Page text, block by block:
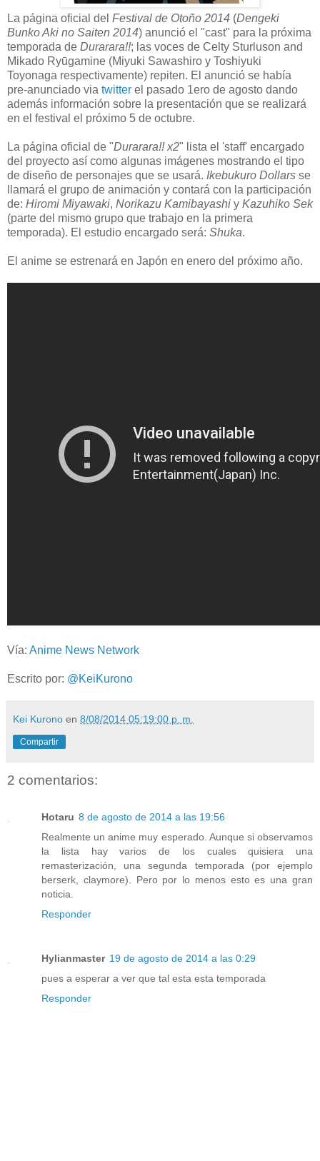
La página oficial del Festival de Otoño 2014 (Dengeki
Bunko Aki no Saiten 2014) anunció el "cast" para la próxima
temporada de Durarara!!; las voces de Celty Sturluson and
Mikado Ryūgamine (Miyuki Sawashiro y Toshiyuki
Toyonaga respectivamente) repiten. El anunció se había
pre-anunciado via twitter el pasado 1ero de agosto dando
además información sobre la presentación que se realizará
en el festival el próximo 5 de octubre.
La página oficial de "Durarara!! x2" lista el 'staff' encargado
del proyecto así como algunas imágenes mostrando el tipo
de diseño de personajes que se usará. Ikebukuro Dollars se
llamará el grupo de animación y contará con la participación
de: Hiromi Miyawaki, Norikazu Kamibayashi y Kazuhiko Sek
(parte del mismo grupo que trabajo en la primera
temporada). El estudio encargado será: Shuka.
El anime se estrenará en Japón en enero del próximo año.
Vía: Anime News Network
Escrito por: @KeiKurono
Kei Kurono en 8/08/2014 05:19:00 p. m.
Compartir
2 comentarios:
Hotaru 8 de agosto de 2014 a las 19:56
Realmente un anime muy esperado. Aunque si observamos
la lista hay varios de los cuales quisiera una
remasterización, una segunda temporada (por ejemplo
berserk, claymore). Pero por lo menos esto es una gran
noticia.
Responder
Hylianmaster 19 de agosto de 2014 a las 0:29
pues a esperar a ver que tal esta esta temporada
Responder